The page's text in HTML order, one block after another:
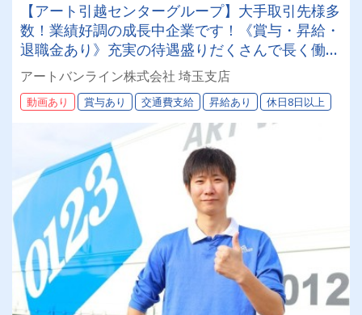
【アート引越センターグループ】大手取引先様多
数！業績好調の成長中企業です！《賞与・昇給・
退職金あり》充実の待遇盛りだくさんで長く働け
ます！《2tドライバー》★未経験ＯＫ★仕事とプ
ライベートの両立が叶う環境です♪【紹介者制度
あり！】
アートバンライン株式会社 埼玉支店
動画あり 賞与あり 交通費支給 昇給あり 休日8日以上